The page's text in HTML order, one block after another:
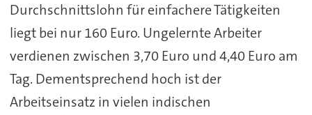
Durchschnittslohn für einfachere Tätigkeiten
liegt bei nur 160 Euro. Ungelernte Arbeiter
verdienen zwischen 3,70 Euro und 4,40 Euro am
Tag. Dementsprechend hoch ist der
Arbeitseinsatz in vielen indischen